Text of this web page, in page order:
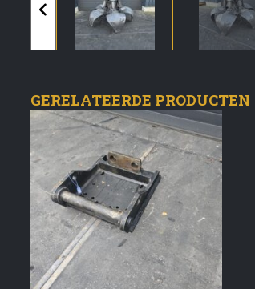
GERELATEERDE PRODUCTEN